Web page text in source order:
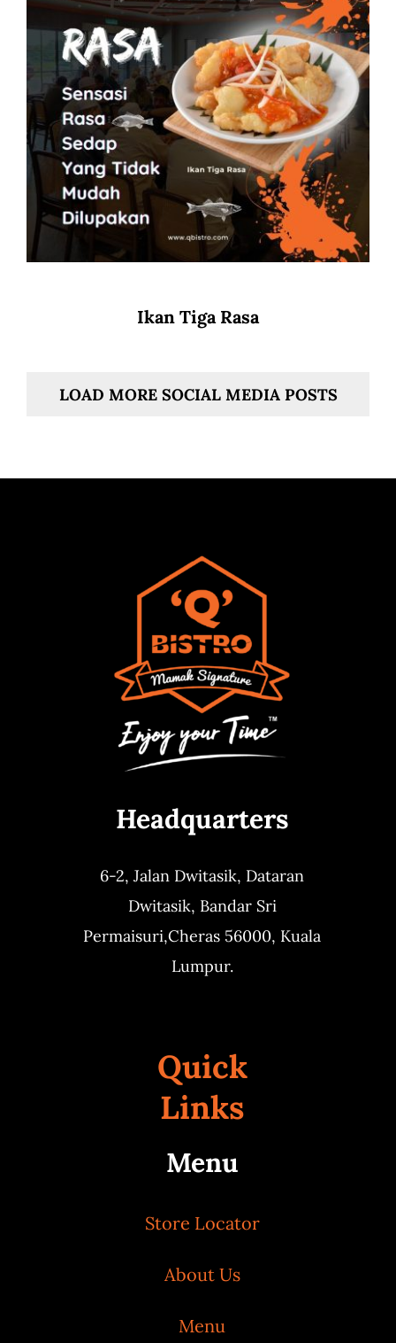
Ikan Tiga Rasa
LOAD MORE SOCIAL MEDIA POSTS
Headquarters
6-2, Jalan Dwitasik, Dataran
Dwitasik, Bandar Sri
Permaisuri,Cheras 56000, Kuala
Lumpur.
Quick
Links
Menu
Store Locator
About Us
Menu